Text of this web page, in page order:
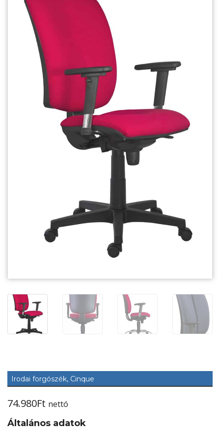
Irodai forgószék, Cinque
74.980Ft nettó
Általános adatok